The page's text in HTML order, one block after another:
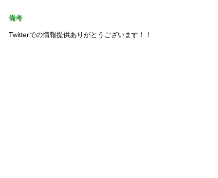
備考
Twitterでの情報提供ありがとうございます！！